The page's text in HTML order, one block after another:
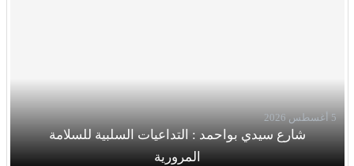
شارع سيدي بواحمد : التداعيات السلبية للسلامة
المرورية
5 أغسطس 2026